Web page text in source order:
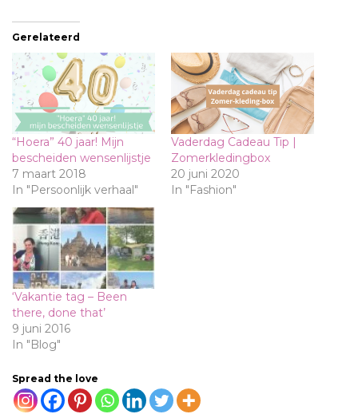
Gerelateerd
“Hoera” 40 jaar! Mijn
bescheiden wensenlijstje
7 maart 2018
In "Persoonlijk verhaal"
Vaderdag Cadeau Tip |
Zomerkledingbox
20 juni 2020
In "Fashion"
‘Vakantie tag – Been
there, done that’
9 juni 2016
In "Blog"
Spread the love